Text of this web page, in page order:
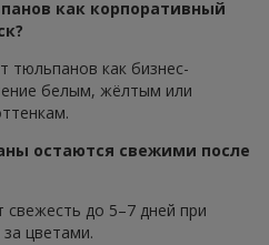
как корпоративный
тюльпанов как бизнес-
белым, жёлтым или
остаются свежими после
свежесть до 5–7 дней при
цветами.